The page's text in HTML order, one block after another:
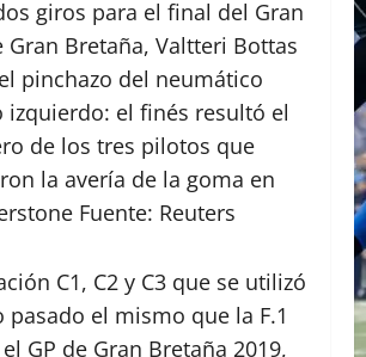
giros para el final del Gran
Gran Bretaña, Valtteri Bottas
pinchazo del neumático
izquierdo: el finés resultó el
de los tres pilotos que
la avería de la goma en
Fuente: Reuters
C1, C2 y C3 que se utilizó
pasado el mismo que la F.1
GP de Gran Bretaña 2019,